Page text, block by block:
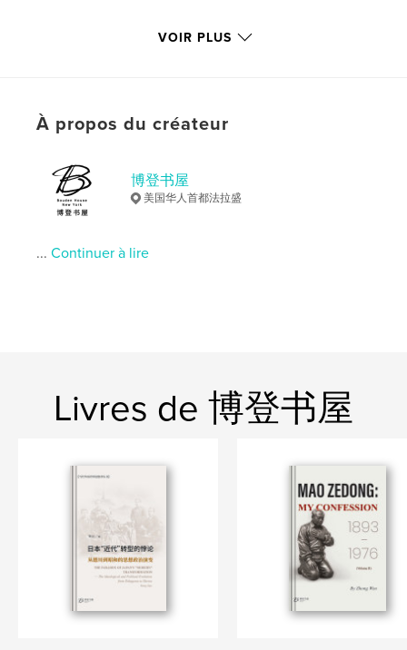
Caractéristiques et détails
Format choisi:15×23 cm
Date de publication:avril 14, 2021
LangueUndetermined
博登书屋 , 岩华
VOIR PLUS
À propos du créateur
博登书屋
美国华人首都法拉盛
...Continuer à lire
Livres de 博登书屋